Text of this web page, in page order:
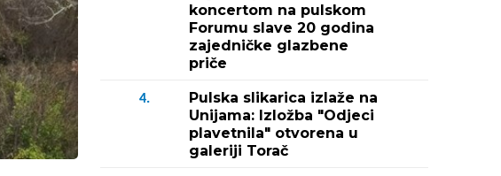
koncertom na pulskom
Forumu slave 20 godina
zajedničke glazbene
priče
4.
Pulska slikarica izlaže na
Unijama: Izložba "Odjeci
plavetnila" otvorena u
galeriji Torač